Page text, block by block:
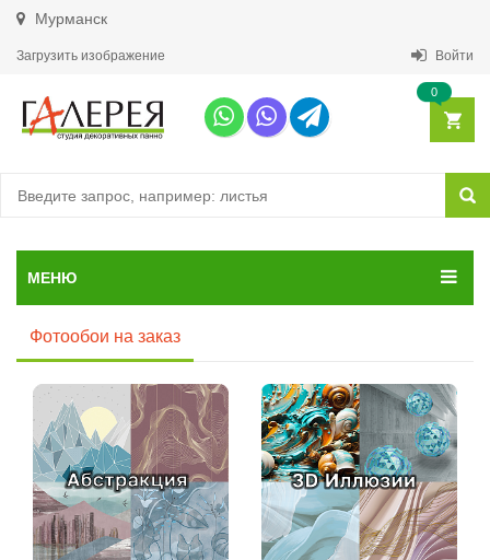
Мурманск
Загрузить изображение Войти
0
МЕНЮ
Фотообои на заказ